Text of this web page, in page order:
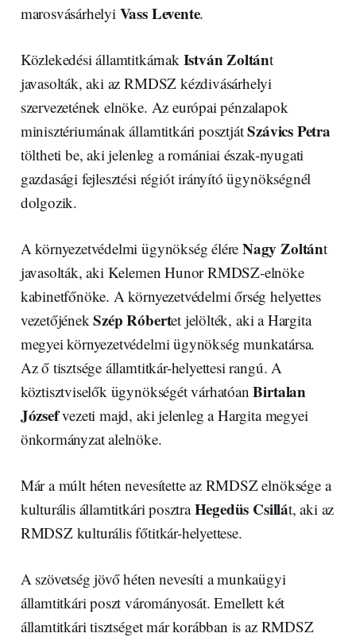
marosvásárhelyi Vass Levente.
Közlekedési államtitkárnak István Zoltánt
javasolták, aki az RMDSZ kézdivásárhelyi
szervezetének elnöke. Az európai pénzalapok
minisztériumának államtitkári posztjátSzávics Petra
töltheti be, aki jelenleg a romániai észak-nyugati
gazdasági fejlesztési régiót irányító ügynökségnél
dolgozik.
A környezetvédelmi ügynökség éléreNagy Zoltánt
javasolták, aki Kelemen Hunor RMDSZ-elnöke
kabinetfőnöke. A környezetvédelmi őrség helyettes
vezetőjénekSzép Róbertet jelölték, aki a Hargita
megyei környezetvédelmi ügynökség munkatársa.
Az ő tisztsége államtitkár-helyettesi rangú. A
köztisztviselők ügynökségét várhatóanBirtalan
Józsefvezeti majd, aki jelenleg a Hargita megyei
önkormányzat alelnöke.
Már a múlt héten nevesítette az RMDSZ elnöksége a
kulturális államtitkári posztraHegedüs Csillát, aki az
RMDSZ kulturális főtitkár-helyettese.
A szövetség jövő héten nevesíti a munkaügyi
államtitkári poszt várományosát. Emellett két
államtitkári tisztséget már korábban is az RMDSZ